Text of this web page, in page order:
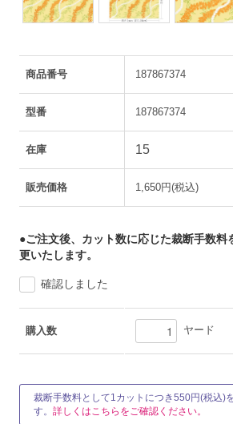
商品番号 187867374
型番 187867374
在庫 15
販売価格 1,650円(税込)
●ご注文後、カット数に応じた裁断手数料
更いたします。
確認しました
購入数 ヤード
裁断手数料として1カットにつき550円(税込)
す。詳しくはこちらをご確認ください。